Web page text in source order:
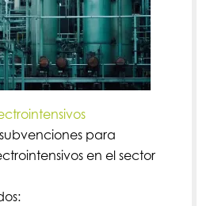
para
en el sector